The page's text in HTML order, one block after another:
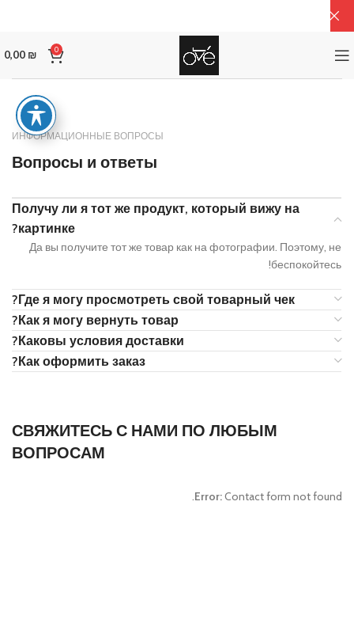
0
0,00 ₪
ИНФОРМАЦИОННЫЕ ВОПРОСЫ
Вопросы и ответы
Получу ли я тот же продукт, который вижу на
картинке?
Да вы получите тот же товар как на фотографии. Поэтому, не
беспокойтесь!
Где я могу просмотреть свой товарный чек?
Как я могу вернуть товар?
Каковы условия доставки?
Как оформить заказ?
СВЯЖИТЕСЬ С НАМИ ПО ЛЮБЫМ
ВОПРОСАМ
Error:Contact form not found.